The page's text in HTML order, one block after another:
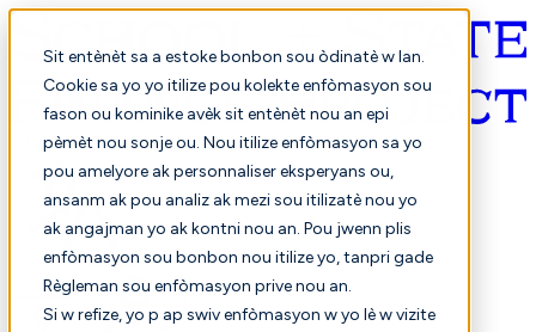
Sit entènèt sa a estoke bonbon sou òdinatè w lan.
Cookie sa yo yo itilize pou kolekte enfòmasyon sou
fason ou kominike avèk sit entènèt nou an epi
pèmèt nou sonje ou. Nou itilize enfòmasyon sa yo
pou amelyore ak personnaliser eksperyans ou,
ansanm ak pou analiz ak mezi sou itilizatè nou yo
ak angajman yo ak kontni nou an. Pou jwenn plis
enfòmasyon sou bonbon nou itilize yo, tanpri gade
Règleman sou enfòmasyon prive nou an.
Si w refize, yo p ap swiv enfòmasyon w yo lè w vizite
Kreyòl ayisyen